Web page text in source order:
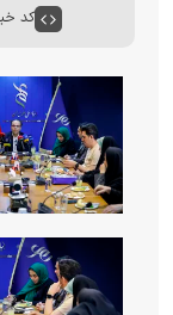
کد خبر :